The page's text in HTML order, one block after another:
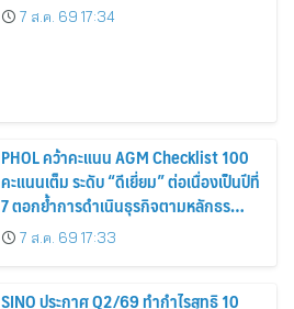
7 ส.ค. 69 17:34
PHOL คว้าคะแนน AGM Checklist 100
คะแนนเต็ม ระดับ “ดีเยี่ยม” ต่อเนื่องเป็นปีที่
7 ตอกย้ำการดำเนินธุรกิจตามหลักธร
รมาภิบาล โปร่งใส สร้างความเชื่อมั่นผู้ถือ
หุ้น
7 ส.ค. 69 17:33
SINO ประกาศ Q2/69 ทำกำไรสุทธิ 10